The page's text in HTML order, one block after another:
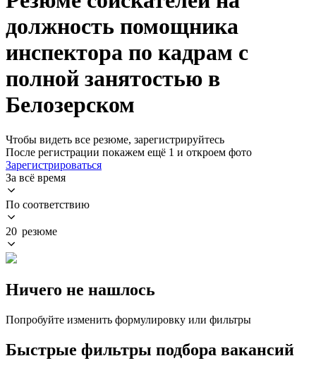
должность помощника
инспектора по кадрам с
полной занятостью в
Белозерском
Чтобы видеть все резюме, зарегистрируйтесь
После регистрации покажем ещё 1 и откроем фото
Зарегистрироваться
За всё время
По соответствию
20 резюме
Ничего не нашлось
Попробуйте изменить формулировку или фильтры
Быстрые фильтры подбора вакансий